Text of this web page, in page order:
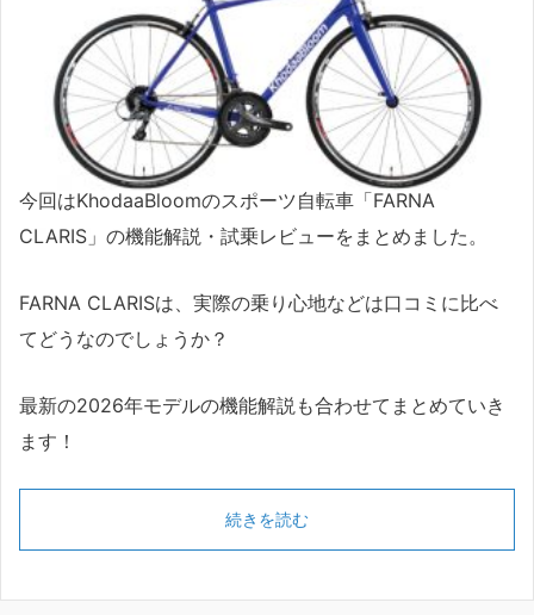
今回はKhodaaBloomのスポーツ自転車「FARNA
CLARIS」の機能解説・試乗レビューをまとめました。
FARNA CLARISは、実際の乗り心地などは口コミに比べ
てどうなのでしょうか？
最新の2026年モデルの機能解説も合わせてまとめていき
ます！
続きを読む